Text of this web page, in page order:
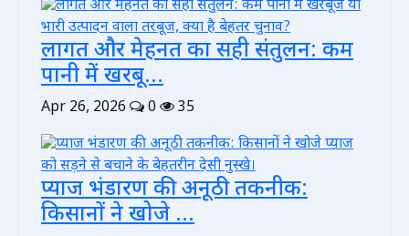
लागत और मेहनत का सही संतुलन: कम
पानी में खरबू...
Apr 26, 2026 0 35
प्याज भंडारण की अनूठी तकनीक:
किसानों ने खोजे ...